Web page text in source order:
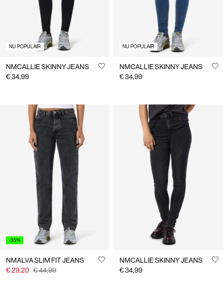
NU POPULAIR
NMCALLIE SKINNY JEANS
€ 34,99
NU POPULAIR
NMCALLIE SKINNY JEANS
€ 34,99
-35%
NMALVA SLIM FIT JEANS
€ 29,20 € 44,99
NMCALLIE SKINNY JEANS
€ 34,99